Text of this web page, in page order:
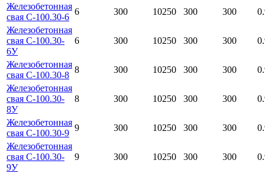
Железобетонная
свая С-100.30-6
6 300 10250 300 300
Железобетонная
свая С-100.30-
6У
6 300 10250 300 300
Железобетонная
свая С-100.30-8
8 300 10250 300 300
Железобетонная
свая С-100.30-
8У
8 300 10250 300 300
Железобетонная
свая С-100.30-9
9 300 10250 300 300
Железобетонная
свая С-100.30-
9У
9 300 10250 300 300